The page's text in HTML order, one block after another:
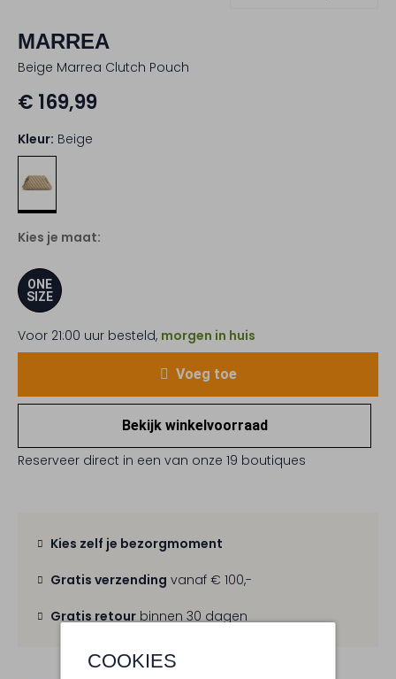
COOKIES
MARREA
Beige Marrea Clutch Pouch
€ 169,99
Kleur: Beige
Kies je maat:
ONE
SIZE
Voor 21:00 uur besteld, morgen in huis
Voeg toe
Bekijk winkelvoorraad
Reserveer direct in een van onze 19 boutiques
Kies zelf je bezorgmoment
Gratis verzending vanaf € 100,-
Gratis retour binnen 30 dagen